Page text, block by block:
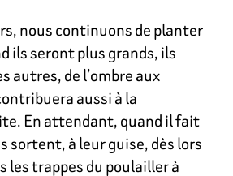
nous continuons de planter
ils seront plus grands, ils
autres, de l’ombre aux
aussi à la
En attendant, quand il fait
sortent, à leur guise, dès lors
les trappes du poulailler à